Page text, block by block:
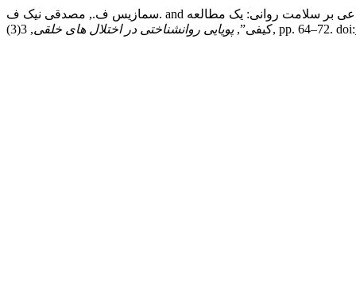
سمازیس ف., مصدقی نیک ف. and امیرالسادات هفشجانی ف. (1403) “اثرات نابهنجار اعتیاد به شبکه های اجتماعی بر سلامت روانی: یک مطالعه
کیفی”,پویایی روانشناختی در اختلال های خلقی , 3(3), pp. 64–72. doi: